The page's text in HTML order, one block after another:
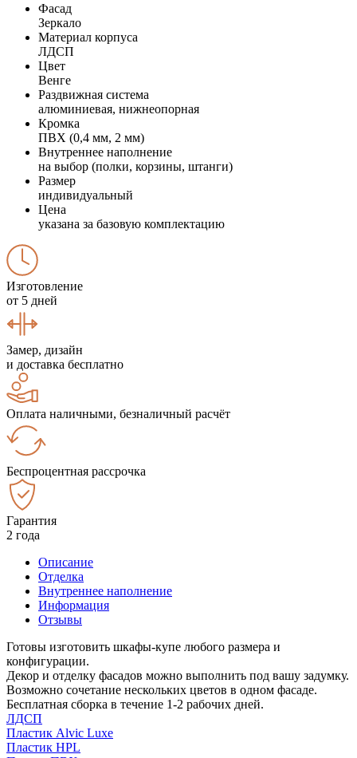
Фасад
Зеркало
Материал корпуса
ЛДСП
Цвет
Венге
Раздвижная система
алюминиевая, нижнеопорная
Кромка
ПВХ (0,4 мм, 2 мм)
Внутреннее наполнение
на выбор (полки, корзины, штанги)
Размер
индивидуальный
Цена
указана за базовую комплектацию
Изготовление
от 5 дней
Замер, дизайн
и доставка бесплатно
Оплата наличными, безналичный расчёт
Беспроцентная рассрочка
Гарантия
2 года
Описание
Отделка
Внутреннее наполнение
Информация
Отзывы
Готовы изготовить шкафы-купе любого размера и
конфигурации.
Декор и отделку фасадов можно выполнить под вашу задумку.
Возможно сочетание нескольких цветов в одном фасаде.
Бесплатная сборка в течение 1-2 рабочих дней.
ЛДСП
Пластик Alvic Luxe
Пластик HPL